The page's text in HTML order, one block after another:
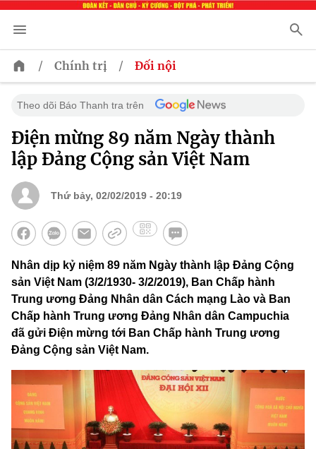
/ Chính trị / Đối nội
Theo dõi Báo Thanh tra trên
Điện mừng 89 năm Ngày thành
lập Đảng Cộng sản Việt Nam
Thứ bảy, 02/02/2019 - 20:19
Nhân dịp kỷ niệm 89 năm Ngày thành lập Đảng Cộng
sản Việt Nam (3/2/1930- 3/2/2019), Ban Chấp hành
Trung ương Đảng Nhân dân Cách mạng Lào và Ban
Chấp hành Trung ương Đảng Nhân dân Campuchia
đã gửi Điện mừng tới Ban Chấp hành Trung ương
Đảng Cộng sản Việt Nam.